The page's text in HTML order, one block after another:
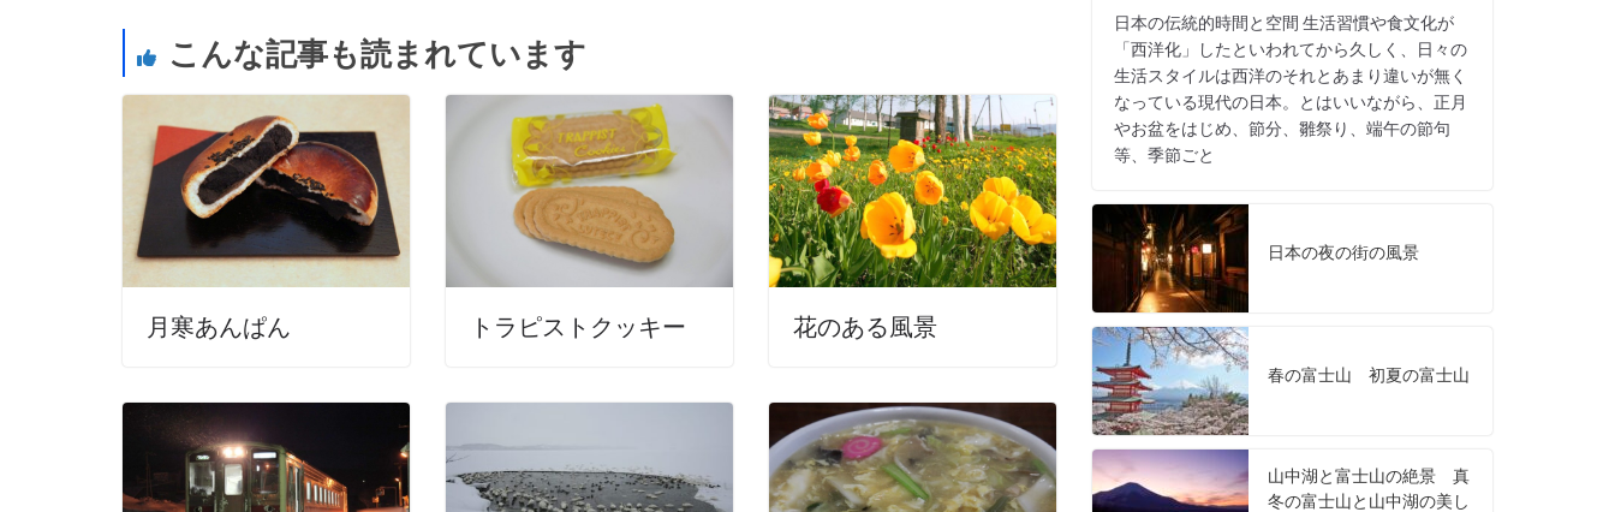
こんな記事も読まれています
月寒あんぱん トラピストクッキー 花のある風景
日本の伝統的時間と空間 生活習慣や食文化が
「西洋化」したといわれてから久しく、日々の
生活スタイルは西洋のそれとあまり違いが無く
なっている現代の日本。とはいいながら、正月
やお盆をはじめ、節分、雛祭り、端午の節句
等、季節ごと
日本の夜の街の風景
春の富士山 初夏の富士山
山中湖と富士山の絶景 真
冬の富士山と山中湖の美し